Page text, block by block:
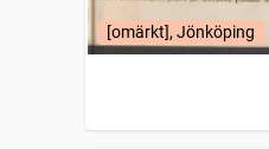
[omärkt], Jönköping